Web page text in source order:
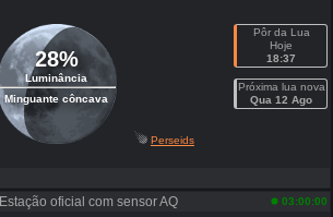
28%
Luminância
Minguante côncava
Pôr da Lua
Hoje
18:37
Próxima lua nova
Qua 12 Ago
Perseids
Estação oficial com sensor AQ 03:00:00